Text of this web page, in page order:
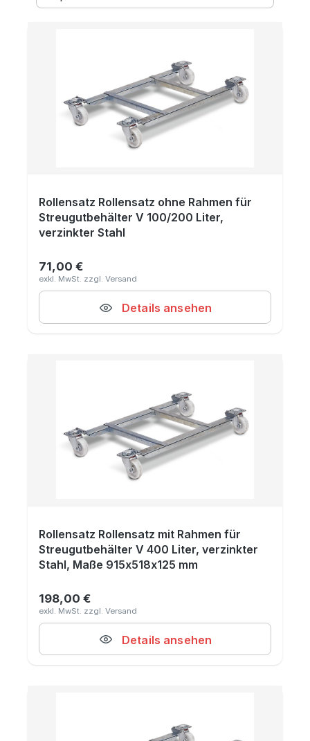
Rollensatz Rollensatz ohne Rahmen für
Streugutbehälter V 100/200 Liter,
verzinkter Stahl
Regulärer Preis:
71,00 €
Details ansehen
Rollensatz Rollensatz mit Rahmen für
Streugutbehälter V 400 Liter, verzinkter
Stahl, Maße 915x518x125 mm
Regulärer Preis:
198,00 €
Details ansehen